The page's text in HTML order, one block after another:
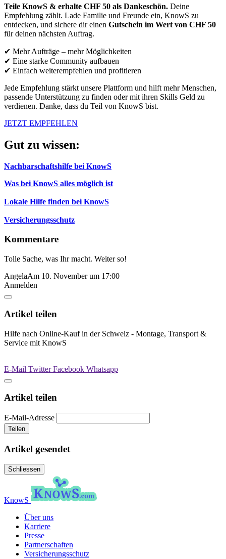
Teile KnowS & erhalte CHF 50 als Dankeschön. Deine
Empfehlung zählt. Lade Familie und Freunde ein, KnowS zu
entdecken, und sichere dir einen Gutschein im Wert von CHF 50
für deinen nächsten Auftrag.
✔ Mehr Aufträge – mehr Möglichkeiten
✔ Eine starke Community aufbauen
✔ Einfach weiterempfehlen und profitieren
Jede Empfehlung stärkt unsere Plattform und hilft mehr Menschen,
passende Unterstützung zu finden oder mit ihren Skills Geld zu
verdienen. Danke, dass du Teil von KnowS bist.
JETZT EMPFEHLEN
Gut zu wissen:
Nachbarschaftshilfe bei KnowS
Was bei KnowS alles möglich ist
Lokale Hilfe finden bei KnowS
Versicherungsschutz
Kommentare
Tolle Sache, was Ihr macht. Weiter so!
AngelaAm 10. November um 17:00
Anmelden
Artikel teilen
Hilfe nach Online-Kauf in der Schweiz - Montage, Transport &
Service mit KnowS
E-Mail TwitterFacebook Whatsapp
Artikel teilen
E-Mail-Adresse
Teilen
Artikel gesendet
Schliessen
KnowS
Über uns
Karriere
Presse
Partnerschaften
Versicherungsschutz